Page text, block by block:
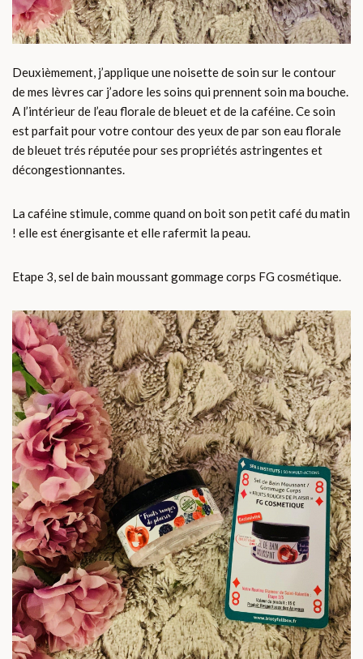
Deuxièmement, j’applique une noisette de soin sur le contour
de mes lèvres car j’adore les soins qui prennent soin ma bouche.
A l’intérieur de l’eau florale de bleuet et de la caféine. Ce soin
est parfait pour votre contour des yeux de par son eau florale
de bleuet trés réputée pour ses propriétés astringentes et
décongestionnantes.
La caféine stimule, comme quand on boit son petit café du matin
! elle est énergisante et elle rafermit la peau.
Etape 3, sel de bain moussant gommage corps FG cosmétique.